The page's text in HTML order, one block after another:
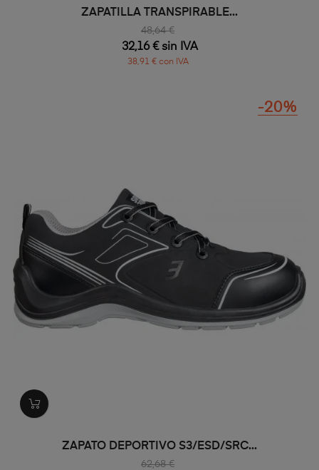
ZAPATILLA TRANSPIRABLE...
48,64 €
32,16 € sin IVA
38,91 € con IVA
ZAPATO DEPORTIVO S3/ESD/SRC...
62,68 €
-20%